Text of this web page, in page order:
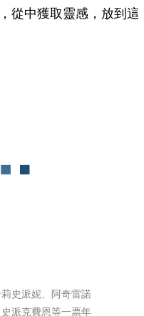
從中獲取靈感，放到這
史派妮、阿奇雷諾
派克費恩等一票年